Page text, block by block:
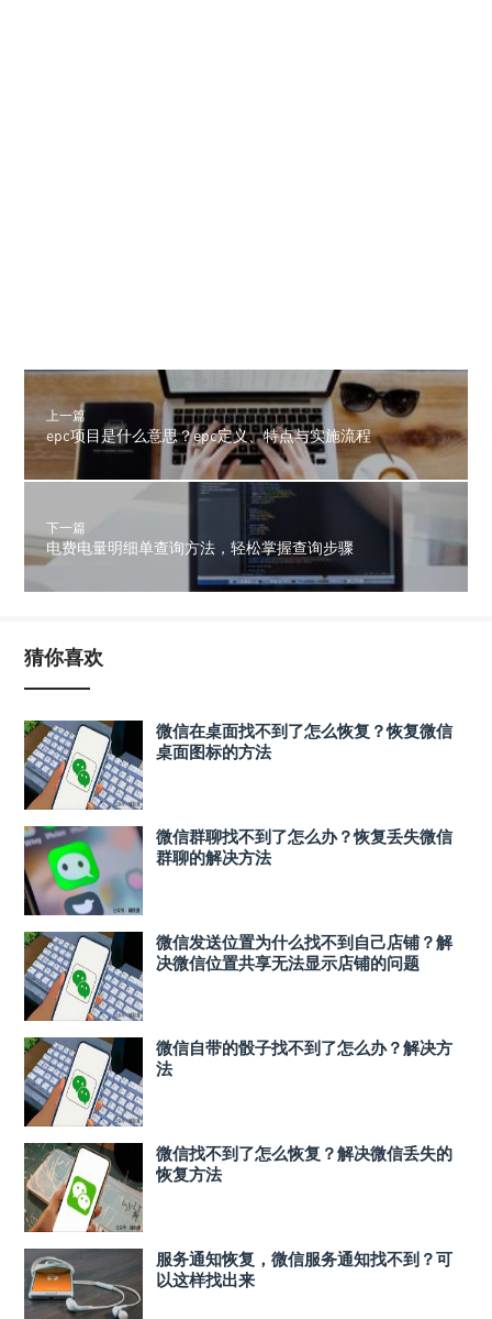
上一篇
epc项目是什么意思？epc定义、特点与实施流程
下一篇
电费电量明细单查询方法，轻松掌握查询步骤
猜你喜欢
微信在桌面找不到了怎么恢复？恢复微信
桌面图标的方法
微信群聊找不到了怎么办？恢复丢失微信
群聊的解决方法
微信发送位置为什么找不到自己店铺？解
决微信位置共享无法显示店铺的问题
微信自带的骰子找不到了怎么办？解决方
法
微信找不到了怎么恢复？解决微信丢失的
恢复方法
服务通知恢复，微信服务通知找不到？可
以这样找出来